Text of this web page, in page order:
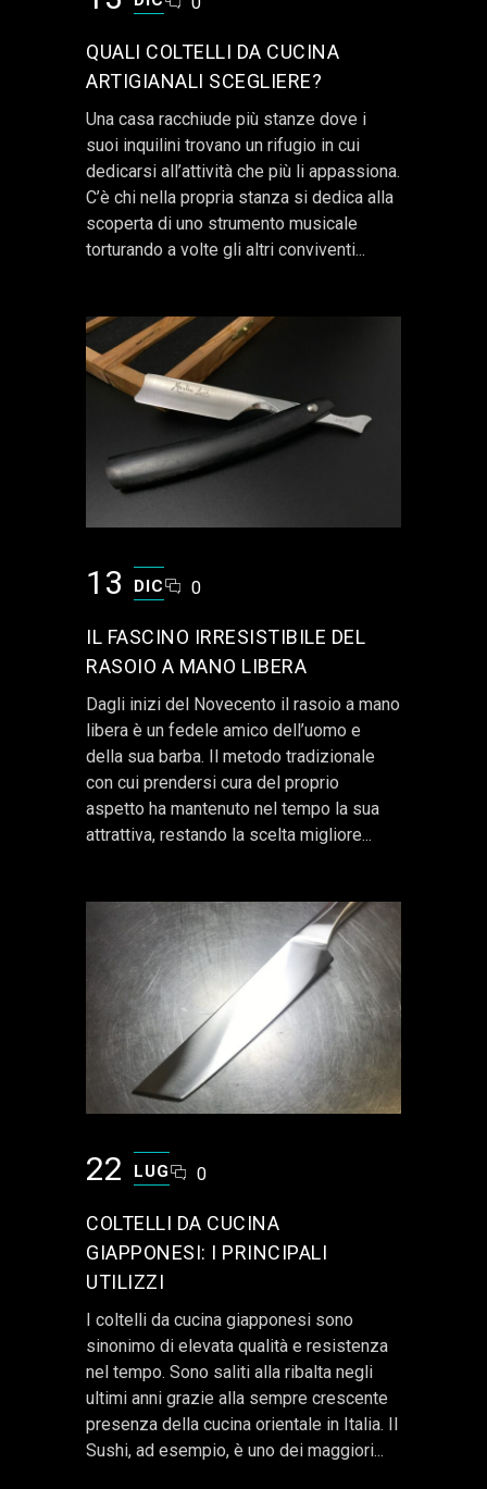
QUALI COLTELLI DA CUCINA
ARTIGIANALI SCEGLIERE?
Una casa racchiude più stanze dove i
suoi inquilini trovano un rifugio in cui
dedicarsi all’attività che più li appassiona.
C’è chi nella propria stanza si dedica alla
scoperta di uno strumento musicale
torturando a volte gli altri conviventi...
13 DIC 0
IL FASCINO IRRESISTIBILE DEL
RASOIO A MANO LIBERA
Dagli inizi del Novecento il rasoio a mano
libera è un fedele amico dell’uomo e
della sua barba. Il metodo tradizionale
con cui prendersi cura del proprio
aspetto ha mantenuto nel tempo la sua
attrattiva, restando la scelta migliore...
22 LUG 0
COLTELLI DA CUCINA
GIAPPONESI: I PRINCIPALI
UTILIZZI
I coltelli da cucina giapponesi sono
sinonimo di elevata qualità e resistenza
nel tempo. Sono saliti alla ribalta negli
ultimi anni grazie alla sempre crescente
presenza della cucina orientale in Italia. Il
Sushi, ad esempio, è uno dei maggiori...